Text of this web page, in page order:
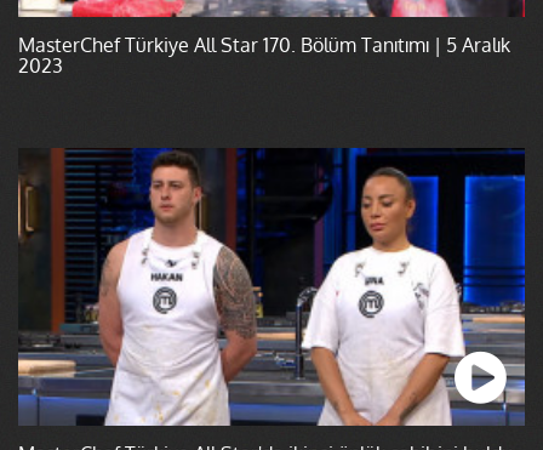
MasterChef Türkiye All Star 170. Bölüm Tanıtımı | 5 Aralık
2023